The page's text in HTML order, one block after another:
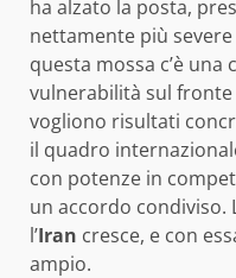
ha alzato la posta,
nettamente più
questa mossa c’è
vulnerabilità sul
vogliono risultati
il quadro
con potenze in
un accordo condiviso.
l’Iran cresce, e con
ampio.